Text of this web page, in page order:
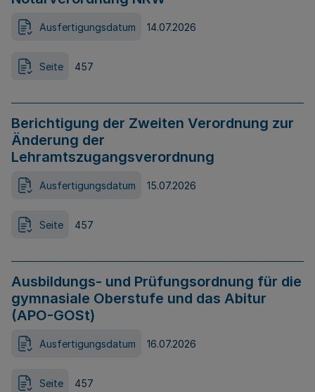
Ausfertigungsdatum 14.07.2026
Seite 457
Berichtigung der Zweiten Verordnung zur
Änderung der
Lehramtszugangsverordnung
Ausfertigungsdatum 15.07.2026
Seite 457
Ausbildungs- und Prüfungsordnung für die
gymnasiale Oberstufe und das Abitur
(APO-GOSt)
Ausfertigungsdatum 16.07.2026
Seite 457